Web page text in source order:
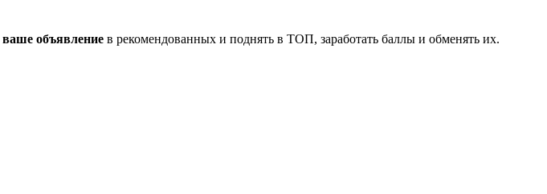
ваше объявление в рекомендованных и поднять в ТОП, заработать баллы и обменять их.